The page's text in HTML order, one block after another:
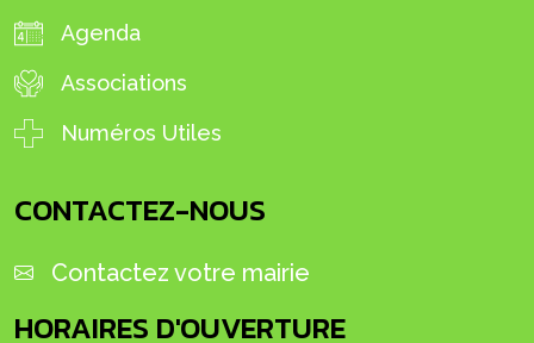
Agenda
Associations
Numéros Utiles
CONTACTEZ-NOUS
Contactez votre mairie
HORAIRES D'OUVERTURE